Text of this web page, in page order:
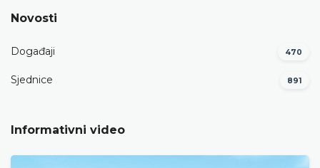
Novosti
Događaji 470
Sjednice 891
Informativni video